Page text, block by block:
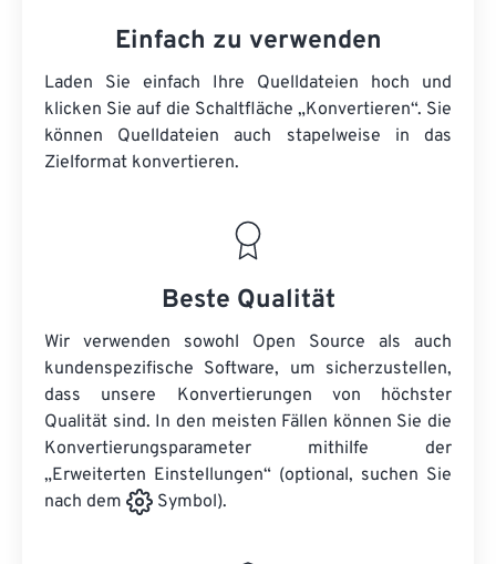
Einfach zu verwenden
Laden Sie einfach Ihre Quelldateien hoch und
klicken Sie auf die Schaltfläche „Konvertieren“. Sie
können Quelldateien auch stapelweise in das
Zielformat konvertieren.
Beste Qualität
Wir verwenden sowohl Open Source als auch
kundenspezifische Software, um sicherzustellen,
dass unsere Konvertierungen von höchster
Qualität sind. In den meisten Fällen können Sie die
Konvertierungsparameter mithilfe der
„Erweiterten Einstellungen“ (optional, suchen Sie
nach dem
Symbol).